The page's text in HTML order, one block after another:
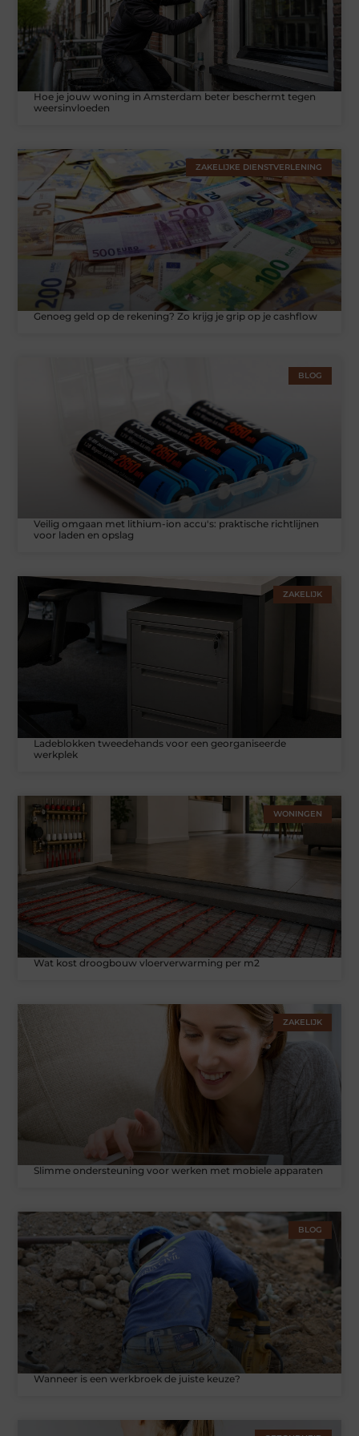
Hoe je jouw woning in Amsterdam beter beschermt tegen
weersinvloeden
ZAKELIJKE DIENSTVERLENING
Genoeg geld op de rekening? Zo krijg je grip op je cashflow
BLOG
Veilig omgaan met lithium-ion accu's: praktische richtlijnen
voor laden en opslag
ZAKELIJK
Ladeblokken tweedehands voor een georganiseerde
werkplek
WONINGEN
Wat kost droogbouw vloerverwarming per m2
ZAKELIJK
Slimme ondersteuning voor werken met mobiele apparaten
BLOG
Wanneer is een werkbroek de juiste keuze?